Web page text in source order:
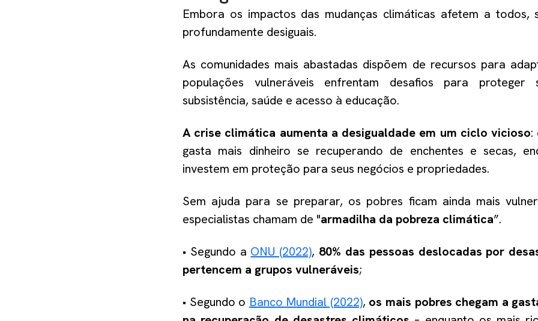
Embora os impactos das mudanças climáticas afetem a todos,
profundamente desiguais.
As comunidades mais abastadas dispõem de recursos para
populações vulneráveis enfrentam desafios para proteger
subsistência, saúde e acesso à educação.
A crise climática aumenta a desigualdade em um ciclo vicioso:
gasta mais dinheiro se recuperando de enchentes e secas,
investem em proteção para seus negócios e propriedades.
Sem ajuda para se preparar, os pobres ficam ainda mais
especialistas chamam de "armadilha da pobreza climática”.
• Segundo a ONU (2022), 80% das pessoas deslocadas por
pertencem a grupos vulneráveis;
• Segundo o Banco Mundial (2022), os mais pobres chegam a